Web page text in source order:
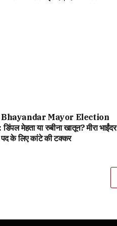
Mayor Election
मेहता या रुबीना खातून? मीरा भाईंदर
के लिए कांटे की टक्कर